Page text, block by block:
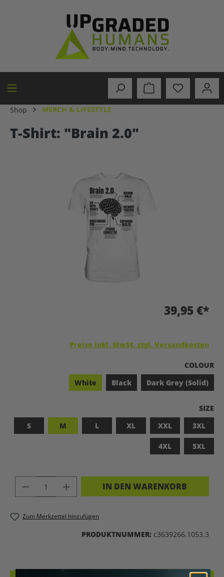
Shop MERCH & LIFESTYLE
T-Shirt: "Brain 2.0"
Bildergalerie überspringen
39,95 €*
Preise inkl. MwSt. zzgl. Versandkosten
COLOUR
White
Black Dark Grey (Solid)
SIZE
S
M L XL XXL 3XL
4XL 5XL
PRODUKT ANZAHL: GIB DEN
IN DEN WARENKORB
Zum Merkzettel hinzufügen
PRODUKTNUMMER: c3639266.1053.3